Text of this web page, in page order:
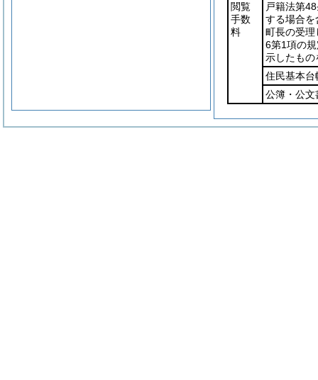
閲覧
手数
料
戸籍法第
する場合を
町長の受理
6第1項の
示したもの
住民基本台
公簿・公文